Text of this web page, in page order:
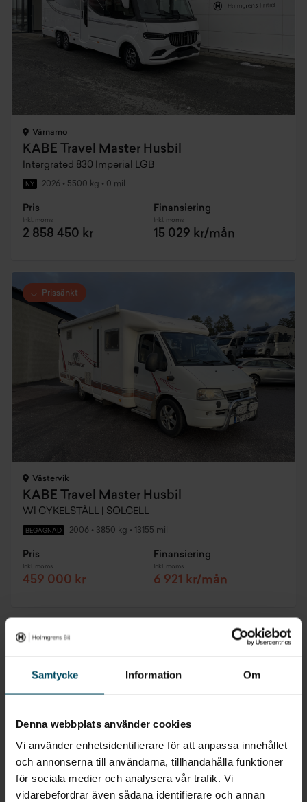
Samtycke Information Om
Denna webbplats använder cookies
Vi använder enhetsidentifierare för att anpassa innehållet
och annonserna till användarna, tillhandahålla funktioner
för sociala medier och analysera vår trafik. Vi
vidarebefordrar även sådana identifierare och annan
Värnamo
KABE Travel Master Husbil
Intergrated 830 Imperial LGB
NY 2026 • 5500 kg • 0 mil
Pris
Inkl. moms
2 858 450 kr
Finansiering
Inkl. moms
15 029 kr/mån
Prissänkt
Västervik
KABE Travel Master Husbil
Wl CYKELSTÄLL | SOLCELL
BEGAGNAD 2006 • 3850 kg • 13155 mil
Pris
Inkl. moms
459 000 kr
Finansiering
Inkl. moms
6 921 kr/mån
Prissänkt